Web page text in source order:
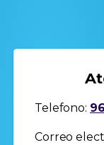
Telefono:
Correo